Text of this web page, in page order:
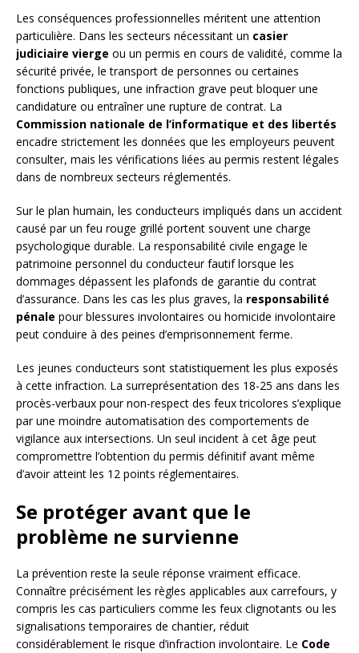
Les conséquences professionnelles méritent une attention
particulière. Dans les secteurs nécessitant un casier
judiciaire vierge ou un permis en cours de validité, comme la
sécurité privée, le transport de personnes ou certaines
fonctions publiques, une infraction grave peut bloquer une
candidature ou entraîner une rupture de contrat. La
Commission nationale de l’informatique et des libertés
encadre strictement les données que les employeurs peuvent
consulter, mais les vérifications liées au permis restent légales
dans de nombreux secteurs réglementés.
Sur le plan humain, les conducteurs impliqués dans un accident
causé par un feu rouge grillé portent souvent une charge
psychologique durable. La responsabilité civile engage le
patrimoine personnel du conducteur fautif lorsque les
dommages dépassent les plafonds de garantie du contrat
d’assurance. Dans les cas les plus graves, la responsabilité
pénale pour blessures involontaires ou homicide involontaire
peut conduire à des peines d’emprisonnement ferme.
Les jeunes conducteurs sont statistiquement les plus exposés
à cette infraction. La surreprésentation des 18-25 ans dans les
procès-verbaux pour non-respect des feux tricolores s’explique
par une moindre automatisation des comportements de
vigilance aux intersections. Un seul incident à cet âge peut
compromettre l’obtention du permis définitif avant même
d’avoir atteint les 12 points réglementaires.
Se protéger avant que le
problème ne survienne
La prévention reste la seule réponse vraiment efficace.
Connaître précisément les règles applicables aux carrefours, y
compris les cas particuliers comme les feux clignotants ou les
signalisations temporaires de chantier, réduit
considérablement le risque d’infraction involontaire. Le Code